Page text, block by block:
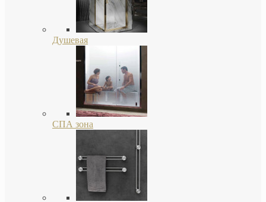
Душевая
СПА зона